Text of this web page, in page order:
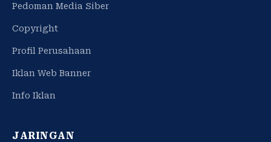
Pedoman Media Siber
Copyright
Profil Perusahaan
Iklan Web Banner
Info Iklan
JARINGAN